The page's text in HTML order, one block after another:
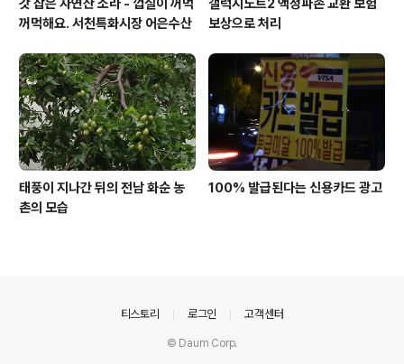
갓 잡은 자연산 소라 - 껍질이 꺼먹
꺼먹해요. 서천특화시장 어은수산
갤럭시노트2 액정파손 교환 보험
보상으로 처리
태풍이 지나간 뒤의 전남 화순 농
촌의 모습
100% 발급된다는 신용카드 광고
티스토리 로그인 고객센터
© Daum Corp.